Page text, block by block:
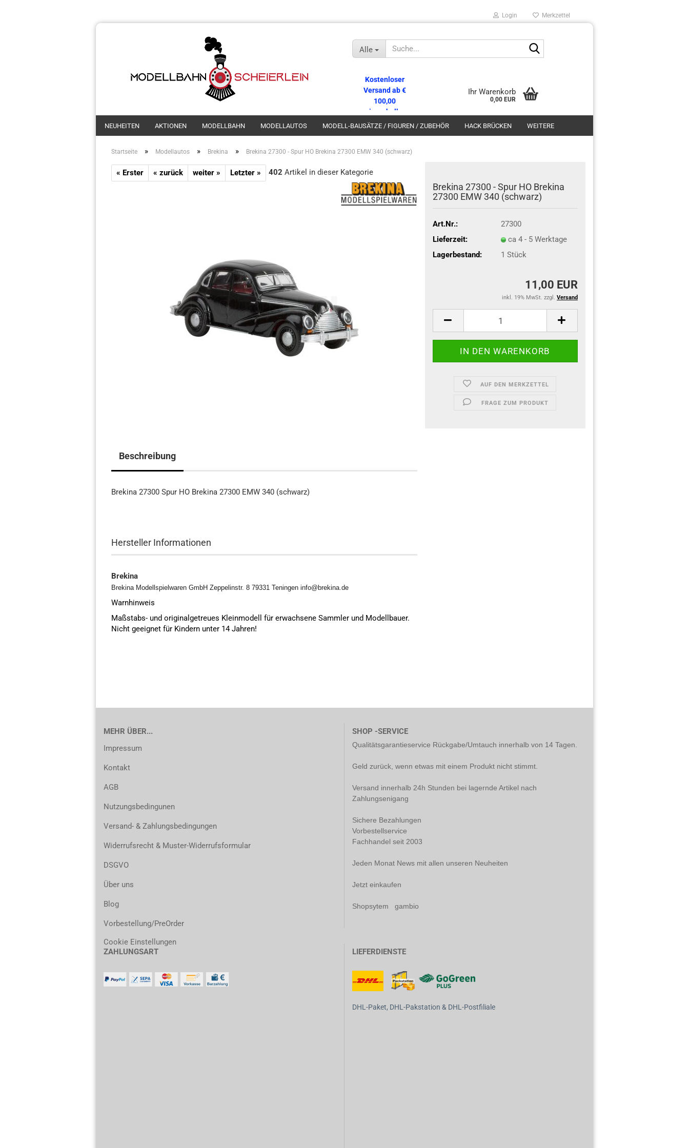
Login Merkzettel
Alle
Kostenloser
Versand ab €
100,00
innerhalb
Deutschlands!
Ihr Warenkorb
0,00 EUR
NEUHEITEN AKTIONEN MODELLBAHN MODELLAUTOS MODELL-BAUSÄTZE / FIGUREN / ZUBEHÖR HACK BRÜCKEN WEITERE
Startseite » Modellautos » Brekina » Brekina 27300 - Spur HO Brekina 27300 EMW 340 (schwarz)
« Erster « zurück weiter » Letzter » 402 Artikel in dieser Kategorie
Brekina 27300 - Spur HO Brekina
27300 EMW 340 (schwarz)
Art.Nr.:
27300
Lieferzeit:
ca 4 - 5 Werktage
Lagerbestand:
1 Stück
11,00 EUR
inkl. 19% MwSt. zzgl. Versand
AUF DEN MERKZETTEL
FRAGE ZUM PRODUKT
Beschreibung
Brekina 27300 Spur HO Brekina 27300 EMW 340 (schwarz)
Hersteller Informationen
Brekina
Brekina Modellspielwaren GmbH Zeppelinstr. 8 79331 Teningen info@brekina.de
Warnhinweis
Maßstabs- und originalgetreues Kleinmodell für erwachsene Sammler und Modellbauer.
Nicht geeignet für Kindern unter 14 Jahren!
MEHR ÜBER...
Impressum
Kontakt
AGB
Nutzungsbedingunen
Versand- & Zahlungsbedingungen
Widerrufsrecht & Muster-Widerrufsformular
DSGVO
Über uns
Blog
Vorbestellung/PreOrder
Cookie Einstellungen
SHOP -SERVICE
Qualitätsgarantieservice Rückgabe/Umtauch innerhalb von 14 Tagen.
Geld zurück, wenn etwas mit einem Produkt nicht stimmt.
Versand innerhalb 24h Stunden bei lagernde Artikel nach
Zahlungsenigang
Sichere Bezahlungen
Vorbestellservice
Fachhandel seit 2003
Jeden Monat News mit allen unseren Neuheiten
Jetzt einkaufen
Shopsytem gambio
ZAHLUNGSART LIEFERDIENSTE
DHL-Paket, DHL-Pakstation & DHL-Postfiliale